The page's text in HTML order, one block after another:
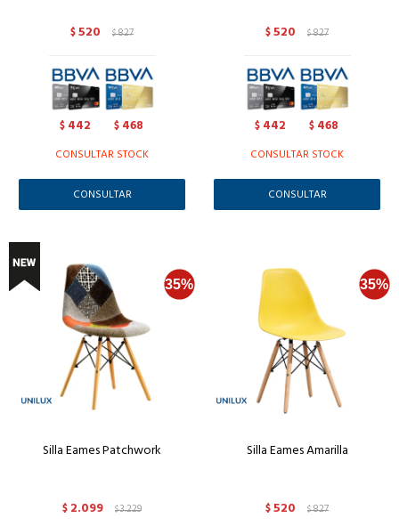
$520 $827
$ 442 $ 468
CONSULTAR STOCK
CONSULTAR
$520 $827
$ 442 $ 468
CONSULTAR STOCK
CONSULTAR
Silla Eames Patchwork
$ 2.099 $3.229
Silla Eames Amarilla
$520 $827